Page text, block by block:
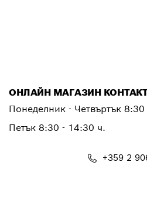
ОНЛАЙН МАГАЗИН
Понеделник - Четвъртък
Петък 8:30 - 14:30 ч.
+359 2